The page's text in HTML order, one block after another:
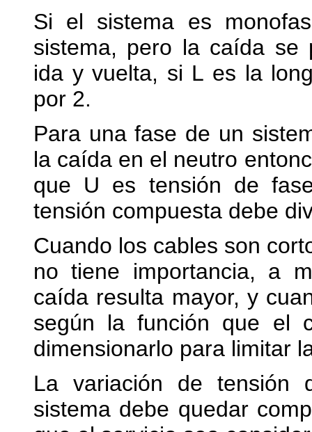
Si el sistema es
sistema, pero la caída se
ida y vuelta, si L es la
por 2.
Para una fase de un
la caída en el neutro
que U es tensión de
tensión compuesta debe
Cuando los cables son
no tiene importancia, a
caída resulta mayor, y
según la función que el
dimensionarlo para limitar
La variación de tensión
sistema debe quedar